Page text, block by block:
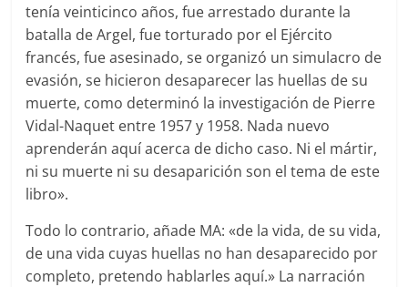
tenía veinticinco años, fue arrestado durante la
batalla de Argel, fue torturado por el Ejército
francés, fue asesinado, se organizó un simulacro de
evasión, se hicieron desaparecer las huellas de su
muerte, como determinó la investigación de Pierre
Vidal-Naquet entre 1957 y 1958. Nada nuevo
aprenderán aquí acerca de dicho caso. Ni el mártir,
ni su muerte ni su desaparición son el tema de este
libro».
Todo lo contrario, añade MA: «de la vida, de su vida,
de una vida cuyas huellas no han desaparecido por
completo, pretendo hablarles aquí.» La narración